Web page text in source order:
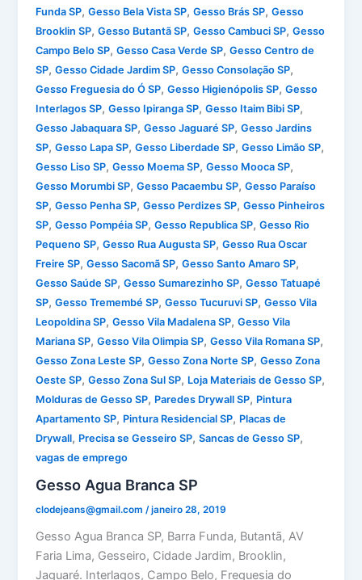
Funda SP,Gesso Bela Vista SP,Gesso Brás SP,Gesso
Brooklin SP,Gesso Butantã SP,Gesso Cambuci SP,Gesso
Campo Belo SP,Gesso Casa Verde SP,Gesso Centro de
SP,Gesso Cidade Jardim SP,Gesso Consolação SP,
Gesso Freguesia do Ó SP,Gesso Higienópolis SP,Gesso
Interlagos SP,Gesso Ipiranga SP,Gesso Itaim Bibi SP,
Gesso Jabaquara SP,Gesso Jaguaré SP,Gesso Jardins
SP,Gesso Lapa SP,Gesso Liberdade SP,Gesso Limão SP,
Gesso Liso SP,Gesso Moema SP,Gesso Mooca SP,
Gesso Morumbi SP,Gesso Pacaembu SP,Gesso Paraíso
SP,Gesso Penha SP,Gesso Perdizes SP,Gesso Pinheiros
SP,Gesso Pompéia SP,Gesso Republica SP,Gesso Rio
Pequeno SP,Gesso Rua Augusta SP,Gesso Rua Oscar
Freire SP,Gesso Sacomã SP,Gesso Santo Amaro SP,
Gesso Saúde SP,Gesso Sumarezinho SP,Gesso Tatuapé
SP,Gesso Tremembé SP,Gesso Tucuruvi SP,Gesso Vila
Leopoldina SP,Gesso Vila Madalena SP,Gesso Vila
Mariana SP,Gesso Vila Olimpia SP,Gesso Vila Romana SP,
Gesso Zona Leste SP,Gesso Zona Norte SP,Gesso Zona
Oeste SP,Gesso Zona Sul SP, Loja Materiais de Gesso SP,
Molduras de Gesso SP, Paredes Drywall SP, Pintura
Apartamento SP, Pintura Residencial SP, Placas de
Drywall, Precisa se Gesseiro SP,Sancas de Gesso SP,
vagas de emprego
Gesso Agua Branca SP
clodejeans@gmail.com/janeiro 28, 2019
Gesso Agua Branca SP, Barra Funda, Butantã, AV
Faria Lima, Gesseiro, Cidade Jardim, Brooklin,
Jaguaré. Interlagos, Campo Belo, Freguesia do